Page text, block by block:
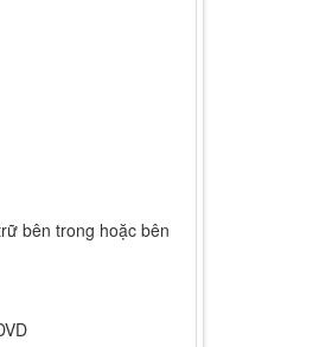
bên trong hoặc bên